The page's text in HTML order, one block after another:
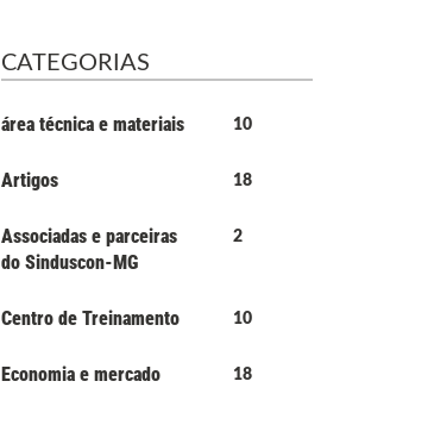
CATEGORIAS
área técnica e materiais 10
Artigos 18
Associadas e parceiras
do Sinduscon-MG
2
Centro de Treinamento 10
Economia e mercado 18